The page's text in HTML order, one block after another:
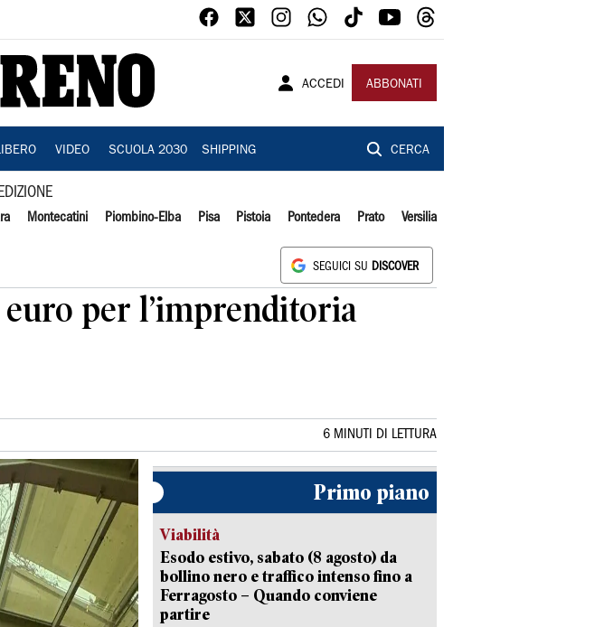
ACCEDI ABBONATI
VIDEO SCUOLA 2030 SHIPPING CERCA
Montecatini Piombino-Elba Pisa Pistoia Pontedera Prato Versilia
SEGUICI SU DISCOVER
per l’imprenditoria
6 MINUTI DI LETTURA
Primo piano
Viabilità
Esodo estivo, sabato (8 agosto) da
bollino nero e traffico intenso fino a
Ferragosto – Quando conviene
partire